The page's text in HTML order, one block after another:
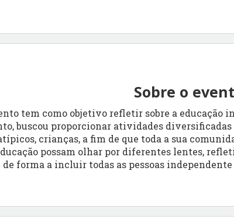
Sobre o
tem como objetivo refletir sobre a educação
buscou proporcionar atividades
crianças, a fim de que toda a sua
possam olhar por diferentes lentes,
forma a incluir todas as pessoas